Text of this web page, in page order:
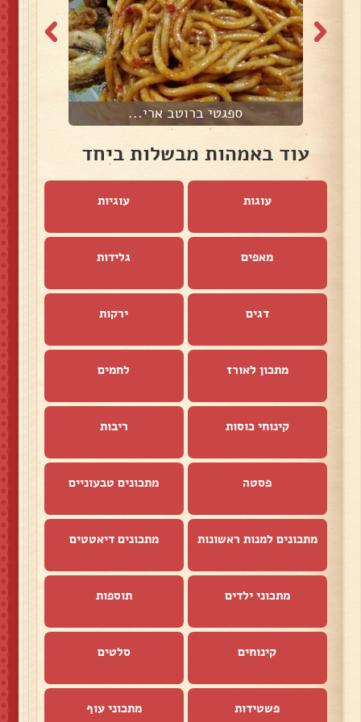
ספגטי ברוטב ארי...
עוד באמהות מבשלות ביחד
עוגות עוגיות
מאפים גלידות
דגים ירקות
מתכון לאורז לחמים
קינוחי כוסות ריבות
פסטה מתכונים טבעוניים
מתכונים למנות ראשונות מתכונים דיאטטים
מתכוני ילדים תוספות
קינוחים סלטים
פשטידות מתכוני עוף